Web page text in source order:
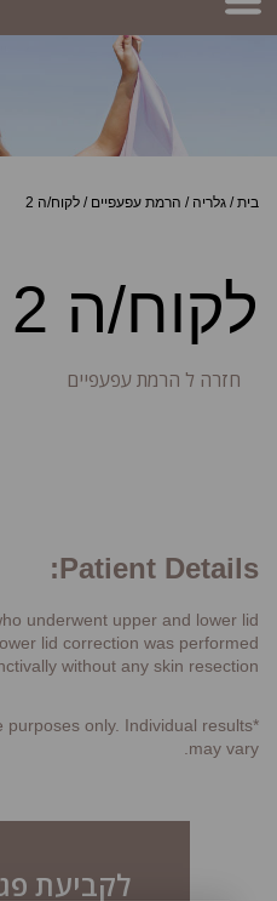
בית/ גלריה / הרמת עפעפיים / לקוח/ה 2
לקוח/ה 2
חזרה ל הרמת עפעפיים
Patient Details:
underwent upper and lower lid
lid correction was performed
without any skin resection.
purposes only. Individual results
may vary.
לקביעת